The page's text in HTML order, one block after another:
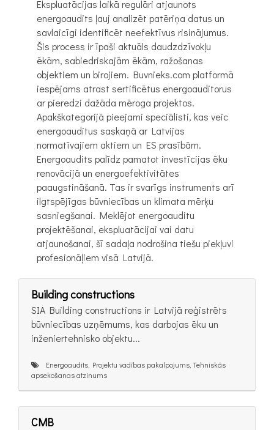
Ekspluatācijas laikā regulāri atjaunots
energoaudits ļauj analizēt patēriņa datus un
savlaicīgi identificēt neefektīvus risinājumus.
Šis process ir īpaši aktuāls daudzdzīvokļu
ēkām, sabiedriskajām ēkām, ražošanas
objektiem un birojiem. Buvnieks.com platformā
iespējams atrast sertificētus energoauditorus
ar pieredzi dažāda mēroga projektos.
Apakškategorijā pieejami speciālisti, kas veic
energoauditus saskaņā ar Latvijas
normatīvajiem aktiem un ES prasībām.
Energoaudits palīdz pamatot investīcijas ēku
renovācijā un energoefektivitātes
paaugstināšanā. Tas ir svarīgs instruments arī
ilgtspējīgas būvniecības un klimata mērķu
sasniegšanai. Meklējot energoauditu
projektēšanai, ekspluatācijai vai datu
atjaunošanai, šī sadaļa nodrošina tiešu piekļuvi
profesionāļiem visā Latvijā.
Building constructions
SIA Building constructions ir Latvijā reģistrēts
būvniecības uzņēmums, kas darbojas ēku un
inženiertehnisko objektu...
Energoaudits, Projektu vadības pakalpojums, Tehniskās
apsekošanas atzinums
CMB